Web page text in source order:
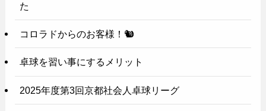
た
コロラドからのお客様！🐿️
卓球を習い事にするメリット
2025年度第3回京都社会人卓球リーグ